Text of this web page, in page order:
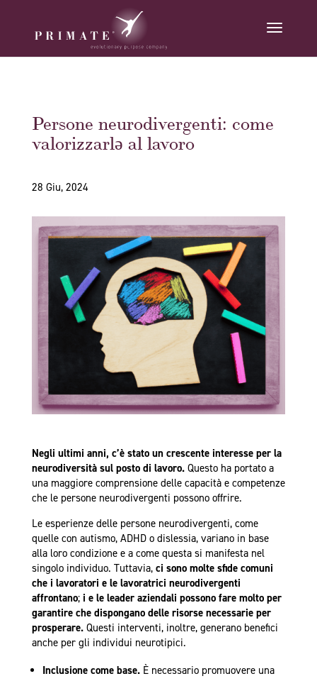
Persone neurodivergenti: come
valorizzarlǝ al lavoro
28 Giu, 2024
Negli ultimi anni, c’è stato un crescente interesse per la
neurodiversità sul posto di lavoro. Questo ha portato a
una maggiore comprensione delle capacità e competenze
che le persone neurodivergenti possono offrire.
Le esperienze delle persone neurodivergenti, come
quelle con autismo, ADHD o dislessia, variano in base
alla loro condizione e a come questa si manifesta nel
singolo individuo. Tuttavia, ci sono molte sfide comuni
che i lavoratori e le lavoratrici neurodivergenti
affrontano;i e le leader aziendali possono fare molto per
garantire che dispongano delle risorse necessarie per
prosperare.Questi interventi, inoltre, generano benefici
anche per gli individui neurotipici.
Inclusione come base. È necessario promuovere una